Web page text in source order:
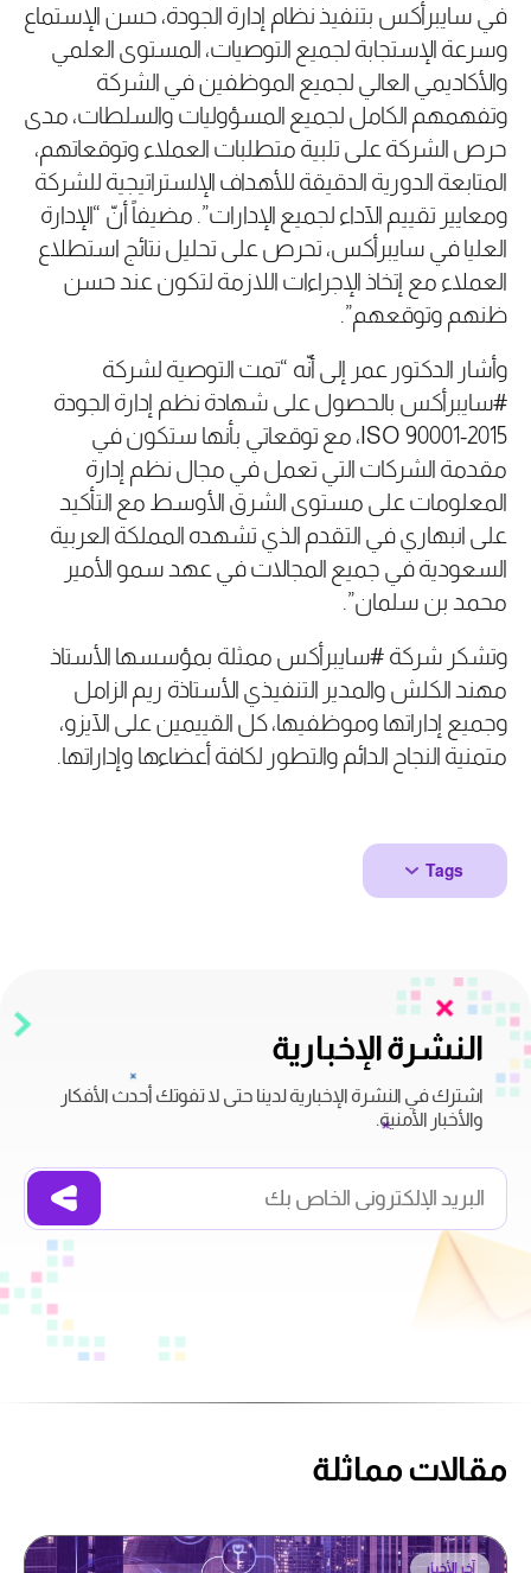
في سايبرأكس بتنفيذ نظام إدارة الجودة، حسن الإستماع
وسرعة الإستجابة لجميع التوصيات، المستوى العلمي
والأكاديمي العالي لجميع الموظفين في الشركة
وتفهمهم الكامل لجميع المسؤوليات والسلطات، مدى
حرص الشركة على تلبية متطلبات العملاء وتوقعاتهم،
المتابعة الدورية الدقيقة للأهداف الإلستراتيجية للشركة
ومعايير تقييم الآداء لجميع الإدارات”. مضيفاً أنّ “الإدارة
العليا في سايبرأكس، تحرص على تحليل نتائج استطلاع
العملاء مع إتخاذ الإجراءات اللازمة لتكون عند حسن
ظنهم وتوقعهم”.
وأشار الدكتور عمر إلى أنّه “تمت التوصية لشركة
#سايبرأكس بالحصول على شهادة نظم إدارة الجودة
ISO 90001-2015، مع توقعاتي بأنها ستكون في
مقدمة الشركات التي تعمل في مجال نظم إدارة
المعلومات على مستوى الشرق الأوسط مع التأكيد
على انبهاري في التقدم الذي تشهده المملكة العربية
السعودية في جميع المجالات في عهد سمو الأمير
محمد بن سلمان”.
وتشكر شركة #سايبرأكس ممثلة بمؤسسها الأستاذ
مهند الكلش والمدير التنفيذي الأستاذة ريم الزامل
وجميع إداراتها وموظفيها، كل القييمين على الآيزو،
متمنية النجاح الدائم والتطور لكافة أعضاءها وإداراتها.
Tags
النشرة الإخبارية
اشترك في النشرة الإخبارية لدينا حتى لا تفوتك أحدث الأفكار
والأخبار الأمنية.
مقالات مماثلة
آخر الأخبار